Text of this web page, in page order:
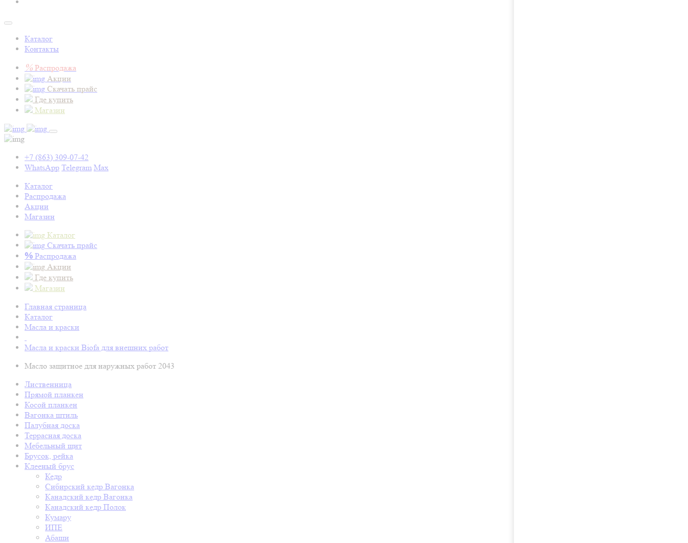
Каталог
Контакты
% Распродажа
Акции
Скачать прайс
Где купить
Магазин
+7 (863) 309-07-42
WhatsApp Telegram Max
Каталог
Распродажа
Акции
Магазин
Каталог
Скачать прайс
% Распродажа
Акции
Где купить
Магазин
Главная страница
Каталог
Масла и краски
Масла и краски Biofa для внешних работ
Масло защитное для наружных работ 2043
Лиственница
Прямой планкен
Косой планкен
Вагонка штиль
Палубная доска
Террасная доска
Мебельный щит
Брусок, рейка
Клееный брус
Кедр
Сибирский кедр Вагонка
Канадский кедр Вагонка
Канадский кедр Полок
Кумару
ИПЕ
Абаши